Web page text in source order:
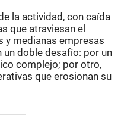
la actividad, con caída
que atraviesan el
y medianas empresas
un doble desafío: por un
complejo; por otro,
que erosionan su